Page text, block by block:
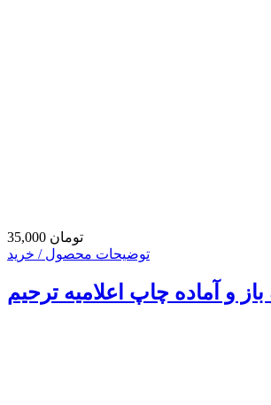
35,000 تومان
توضیحات محصول / خرید